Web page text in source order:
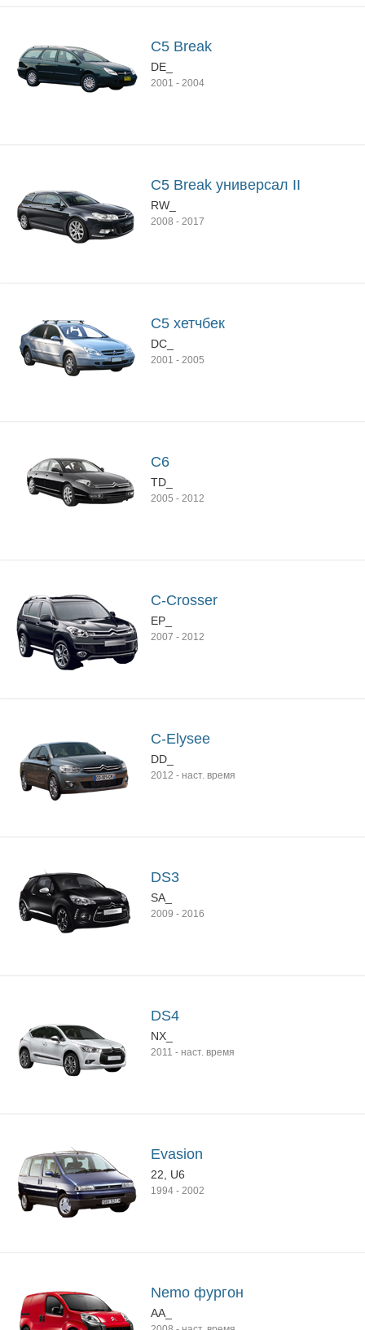
C5 Break
DE_
2001 - 2004
C5 Break универсал II
RW_
2008 - 2017
C5 хетчбек
DC_
2001 - 2005
C6
TD_
2005 - 2012
C-Crosser
EP_
2007 - 2012
C-Elysee
DD_
2012 - наст. время
DS3
SA_
2009 - 2016
DS4
NX_
2011 - наст. время
Evasion
22, U6
1994 - 2002
Nemo фургон
AA_